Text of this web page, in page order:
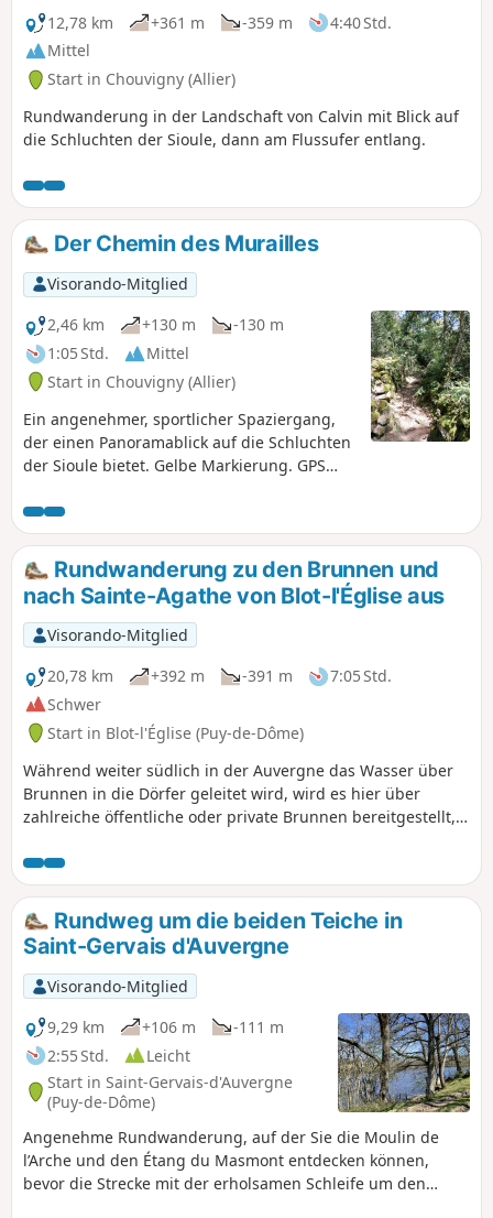
12,78 km
+361 m -359 m
4:40 Std.
Mittel
Start in Chouvigny (Allier)
Rundwanderung in der Landschaft von Calvin mit Blick auf
die Schluchten der Sioule, dann am Flussufer entlang.
Der Chemin des Murailles
Visorando-Mitglied
2,46 km
+130 m
-130 m
1:05 Std.
Mittel
Start in Chouvigny (Allier)
Ein angenehmer, sportlicher Spaziergang,
der einen Panoramablick auf die Schluchten
der Sioule bietet. Gelbe Markierung. GPS
mit kleinen Kindern (siehe praktische
Informationen).
Rundwanderung zu den Brunnen und
nach Sainte-Agathe von Blot-l'Église aus
Visorando-Mitglied
20,78 km
+392 m -391 m
7:05 Std.
Schwer
Start in Blot-l'Église (Puy-de-Dôme)
Während weiter südlich in der Auvergne das Wasser über
Brunnen in die Dörfer geleitet wird, wird es hier über
zahlreiche öffentliche oder private Brunnen bereitgestellt,
Pays de Blot auf den Anhöhen der Morge entdecken
können. Sie werden auch ein Oratorium und eine Kapelle
entdecken, die beide der Heiligen Agatha gewidmet sind.
Rundweg um die beiden Teiche in
Saint-Gervais d'Auvergne
Visorando-Mitglied
9,29 km
+106 m
-111 m
2:55 Std.
Leicht
Start in Saint-Gervais-d'Auvergne
(Puy-de-Dôme)
Angenehme Rundwanderung, auf der Sie die Moulin de
l’Arche und den Étang du Masmont entdecken können,
bevor die Strecke mit der erholsamen Schleife um den